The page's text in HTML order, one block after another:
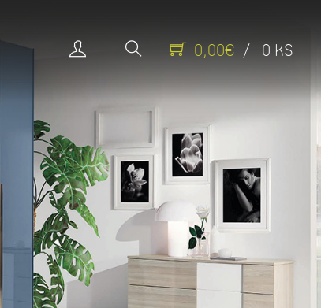
0,00€ / 0 KS